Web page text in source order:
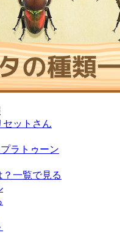
セットさん
ラトゥーン
一覧で見る